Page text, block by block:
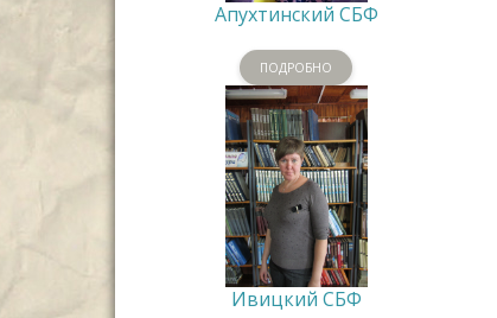
Апухтинский СБФ
ПОДРОБНО
Ивицкий СБФ